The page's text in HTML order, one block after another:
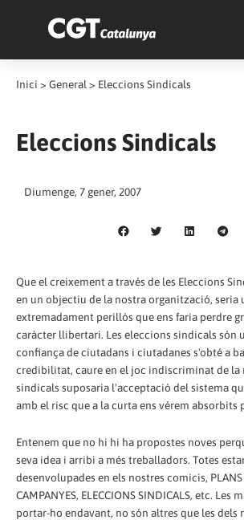
Inici > General > Eleccions Sindicals
Eleccions Sindicals
Diumenge, 7 gener, 2007
Que el creixement a través de les Eleccions
en un objectiu de la nostra organització, seria
extremadament perillós que ens faria perdre
caràcter llibertari. Les eleccions sindicals són
confiança de ciutadans i ciutadanes s'obté a
credibilitat, caure en el joc indiscriminat de la
sindicals suposaria l'acceptació del sistema
amb el risc que a la curta ens vérem absorbits
Entenem que no hi hi ha propostes noves
seva idea i arribi a més treballadors. Totes
desenvolupades en els nostres comicis, PLANS
CAMPANYES, ELECCIONS SINDICALS, etc. Les
portar-ho endavant, no són altres que les dels